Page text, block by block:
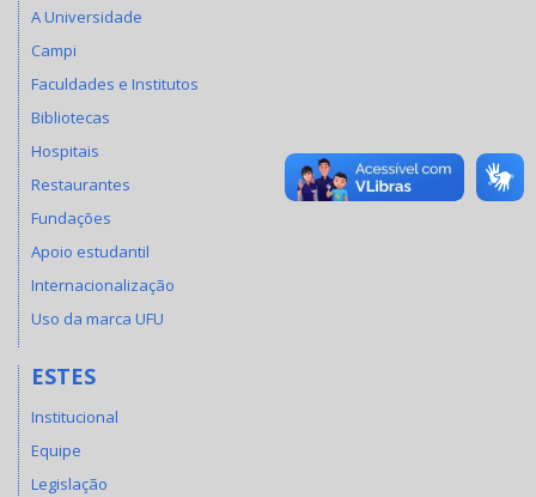
A Universidade
Campi
Faculdades e Institutos
Bibliotecas
Hospitais
Restaurantes
Fundações
Apoio estudantil
Internacionalização
Uso da marca UFU
ESTES
Institucional
Equipe
Legislação